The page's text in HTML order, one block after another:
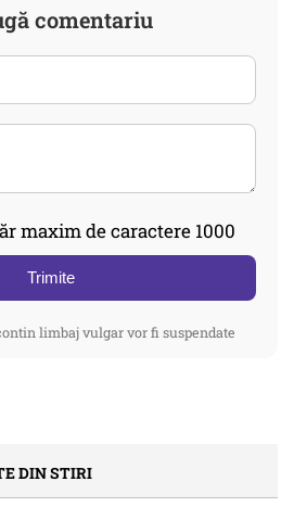
comentariu
maxim de caractere 1000
Trimite
limbaj vulgar vor fi suspendate
DIN STIRI